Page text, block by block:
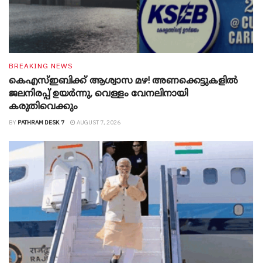
BREAKING NEWS
കെഎസ്ഇബിക്ക് ആശ്വാസ മഴ! അണക്കെട്ടുകളിൽ
ജലനിരപ്പ് ഉയർന്നു, വെള്ളം വേനലിനായി
കരുതിവെക്കും
BY PATHRAM DESK 7 AUGUST 7, 2026